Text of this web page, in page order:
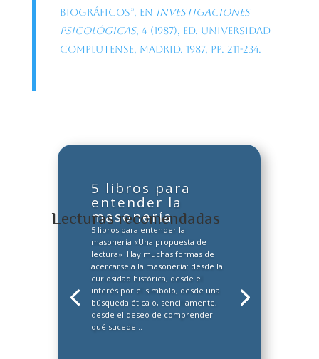
biográficos”, en Investigaciones
Psicológicas, 4 (1987), ed. Universidad
Complutense, Madrid. 1987, pp. 211-234.
Lecturas recomendadas
5 libros para
entender la
masonería
5 libros para entender la
masonería «Una propuesta de
lectura» Hay muchas formas de
acercarse a la masonería: desde la
curiosidad histórica, desde el
interés por el símbolo, desde una
búsqueda ética o, sencillamente,
desde el deseo de comprender
qué sucede...